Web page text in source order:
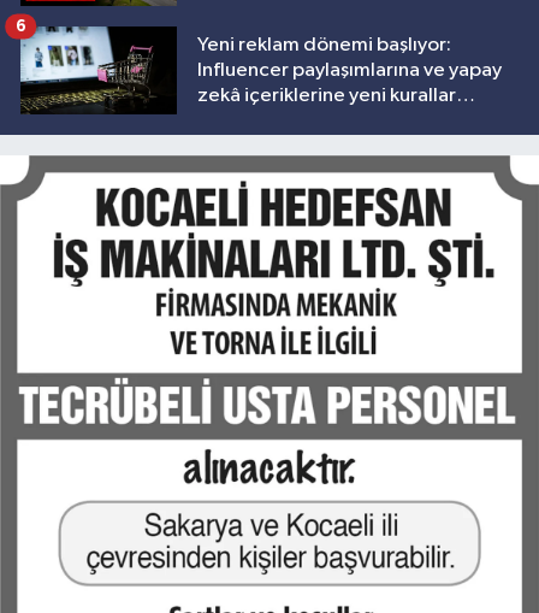
Yeni reklam dönemi başlıyor:
Influencer paylaşımlarına ve yapay
zekâ içeriklerine yeni kurallar
6